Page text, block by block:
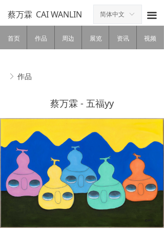
蔡万霖 끀
CAI WANLIN
首页 作品 周边 展览 资讯 视频
ꀅ
简体中文
蔡万霖 - 五福yy
ꁕ 作品